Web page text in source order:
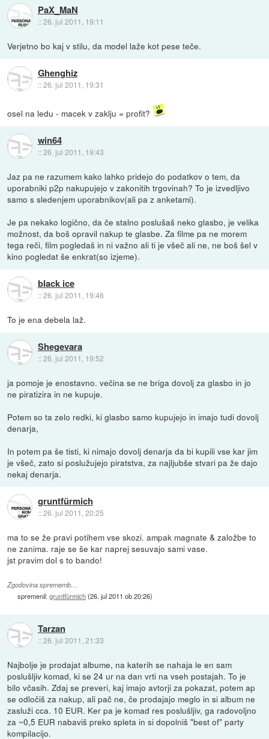
PaX_MaN
::26. jul 2011, 19:11
Verjetno bo kaj v stilu, da model laže kot pese teče.
Ghenghiz
::26. jul 2011, 19:31
osel na ledu - macek v zaklju = profit?
win64
::26. jul 2011, 19:43
Jaz pa ne razumem kako lahko pridejo do podatkov o tem, da
uporabniki p2p nakupujejo v zakonitih trgovinah? To je izvedljivo
samo s sledenjem uporabnikov(ali pa z anketami).
Je pa nekako logično, da če stalno poslušaš neko glasbo, je velika
možnost, da boš opravil nakup te glasbe. Za filme pa ne morem
tega reči, film pogledaš in ni važno ali ti je všeč ali ne, ne boš šel v
kino pogledat še enkrat(so izjeme).
black ice
::26. jul 2011, 19:46
To je ena debela laž.
Shegevara
::26. jul 2011, 19:52
ja pomoje je enostavno. večina se ne briga dovolj za glasbo in jo
ne piratizira in ne kupuje.
Potem so ta zelo redki, ki glasbo samo kupujejo in imajo tudi dovolj
denarja,
In potem pa še tisti, ki nimajo dovolj denarja da bi kupili vse kar jim
je všeč, zato si poslužujejo piratstva, za najljubše stvari pa že dajo
nekaj denarja.
gruntfürmich
::26. jul 2011, 20:25
ma to se že pravi potihem vse skozi. ampak magnate & založbe to
ne zanima. raje se še kar naprej sesuvajo sami vase.
jst pravim dol s to bando!
Zgodovina sprememb…
spremenil:gruntfürmich(26. jul 2011 ob 20:26)
Tarzan
::26. jul 2011, 21:33
Najbolje je prodajat albume, na katerih se nahaja le en sam
poslušljiv komad, ki se 24 ur na dan vrti na vseh postajah. To je
bilo včasih. Zdaj se preveri, kaj imajo avtorji za pokazat, potem ap
se odločiš za nakup, ali pač ne, če prodajajo meglo in si album ne
zasluži cca. 10 EUR. Ker pa je komad res poslušljiv, ga radovoljno
za ~0,5 EUR nabaviš preko spleta in si dopolniš "best of" party
kompilacijo.